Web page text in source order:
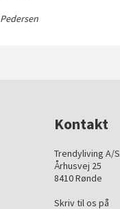
Kontakt
Trendyliving A/S
Århusvej 25
8410 Rønde
Skriv til os på